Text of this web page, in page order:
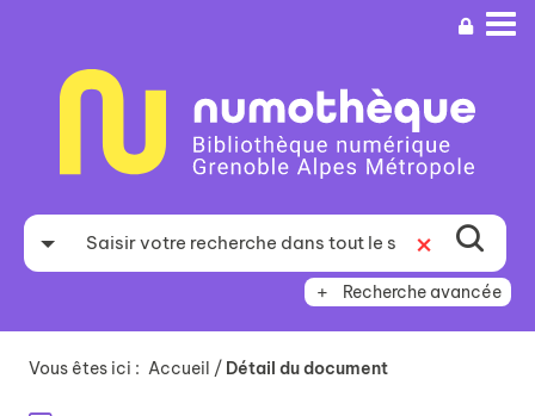
recherche
Recherche avancée
Vous êtes ici : Accueil / Détail du document